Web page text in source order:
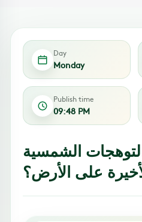
Day
Monday
Publish time
09:48 PM
الشمسية
على الأرض؟